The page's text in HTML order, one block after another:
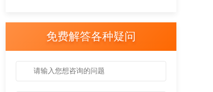
免费解答各种疑问